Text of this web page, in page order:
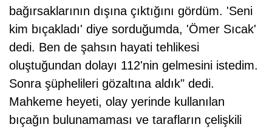
bağırsaklarının dışına çıktığını gördüm. 'Seni
kim bıçakladı' diye sorduğumda, 'Ömer Sıcak'
dedi. Ben de şahsın hayati tehlikesi
oluştuğundan dolayı 112'nin gelmesini istedim.
Sonra şüphelileri gözaltına aldık" dedi.
Mahkeme heyeti, olay yerinde kullanılan
bıçağın bulunamaması ve tarafların çelişkili